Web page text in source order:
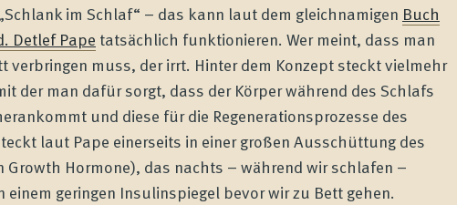
im Schlaf“ – das kann laut dem gleichnamigen Buch
Detlef Pape tatsächlich funktionieren. Wer meint, dass man
verbringen muss, der irrt. Hinter dem Konzept steckt vielmehr
der man dafür sorgt, dass der Körper während des Schlafs
und diese für die Regenerationsprozesse des
laut Pape einerseits in einer großen Ausschüttung des
Hormone), das nachts – während wir schlafen –
geringen Insulinspiegel bevor wir zu Bett gehen.